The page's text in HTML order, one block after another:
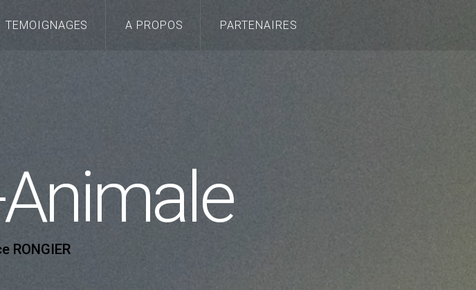
TEMOIGNAGES A PROPOS PARTENAIRES
RONGIER